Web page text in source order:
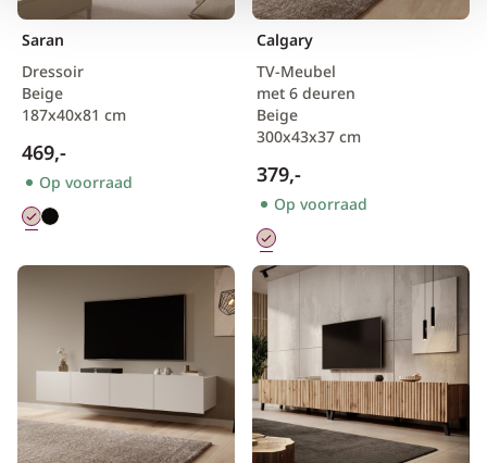
Saran
Dressoir
Beige
187x40x81 cm
469,-
Op voorraad
Calgary
TV-Meubel
met 6 deuren
Beige
300x43x37 cm
379,-
Op voorraad